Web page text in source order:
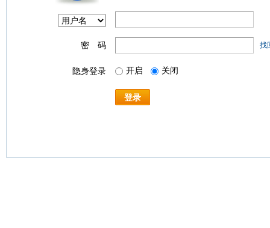
密 码 找
隐身登录 开启 关闭
登录